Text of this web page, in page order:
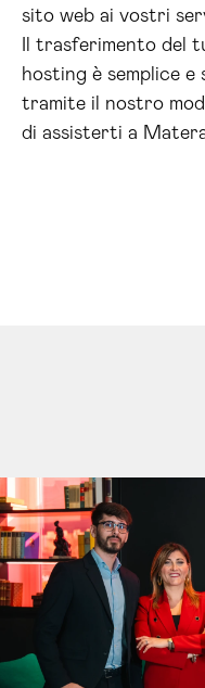
sito web ai vostri
Il trasferimento del
hosting è semplice
tramite il nostro
di assisterti a